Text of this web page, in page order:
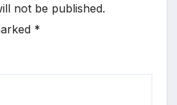
not be published.
*